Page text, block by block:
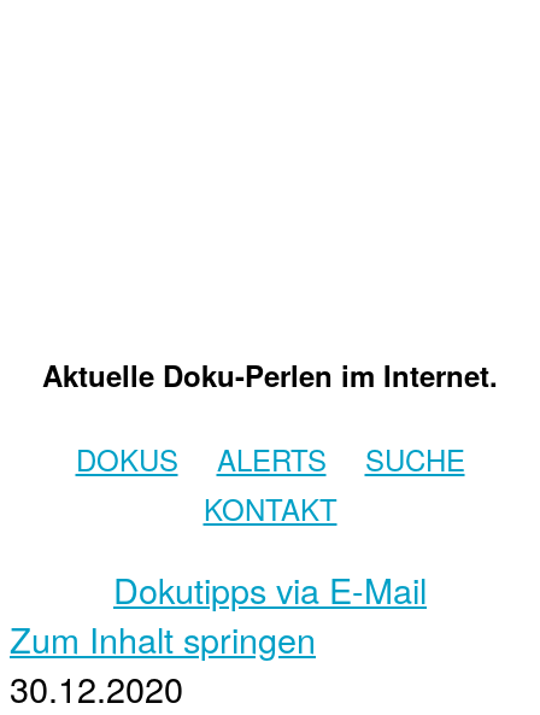
Aktuelle Doku-Perlen im Internet.
DOKUS ALERTS
SUCHE
KONTAKT
Dokutipps via E-Mail
Zum Inhalt springen
30.12.2020